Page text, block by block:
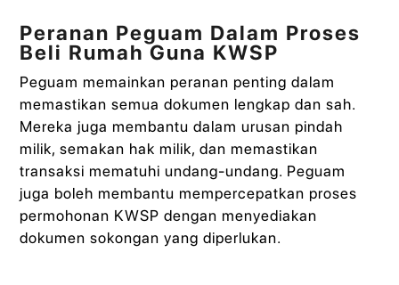
Peranan Peguam Dalam Proses
Beli Rumah Guna KWSP
Peguam memainkan peranan penting dalam
memastikan semua dokumen lengkap dan sah.
Mereka juga membantu dalam urusan pindah
milik, semakan hak milik, dan memastikan
transaksi mematuhi undang-undang. Peguam
juga boleh membantu mempercepatkan proses
permohonan KWSP dengan menyediakan
dokumen sokongan yang diperlukan.